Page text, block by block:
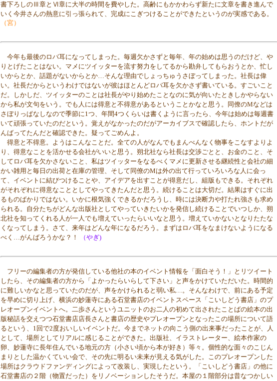
書下ろしのⅢ章とⅥ章に大半の時間を費やした。高齢にもかかわらず新たに文章を書き進んで
いく今井さんの熱意に引っ張られて、完成にこぎつけることができたというのが実感である。
（宮）
今年も最後のロバ耳になってしまった。毎週欠かさずと毎年、年の始めは思うのだけど、や
りとげたことはない。マメにツイッターを流す努力をしてるから勘弁してもらおうとか、忙し
いからとか、話題がないからとか…そんな理由でしょっちゅうさぼってしまった。社長は偉
い。社長だからというわけではないが彼はほとんどロバ耳を欠かさず書いている。すごいこと
だ。しかしだ、ツイッターのことは社長がやり始めたことなのに気が向いたときしかやらない
から私が文句をいう。でも人には得意と不得意があるということかなと思う。同僚のMなどは
さぼりっぱなしなので季節に1つ、年間4つくらいは書くように言ったら、今年は始めは毎週書
いて頑張っていたのだという。覚えがなかったのだがアーカイブスで確認したら、ホントだが
んばってたんだと確認できた。疑ってごめんよ。
得意と不得意。ようはこんなことだ。全ての人がなんでもまんべんなく物事をこなすよりよ
り、得意なことを活かせる会社がいいと思う。朔北社なら社長は交渉ごとと、お金のこと、そ
してロバ耳を欠かさないこと、私はツイッターをなるべくマメに更新させる継続性と会社の細
かい雑用と毎日の出荷と在庫の管理、そして同僚のMは外の出て行っていろいろな人に会っ
て、イベントに結びつけることや、アイデアを出すことが得意だし、組版もできる。それぞれ
がそれぞれに得意なこととしてやってきたんだと思う。続けることは大切だ。結果はすぐに出
るものばかりではない。いかに根気強くできるかだろうし、時には決断力や打たれ強さも求め
られる。自分たちがどんな出版社としてやっていきたいかを発信し続けることでいつしか、朔
北社を知ってくれる人が一人でも増えていったらいいなと思う。増えていかないとなりたたな
くなってしまう。さて、来年はどんな年になるだろう。まずはロバ耳をなまけないようになる
べく…がんばろうかな？！
（やぎ)
フリーの編集者の方が発信している他社の本のイベント情報を「面白そう！」とリツイート
したら、その編集者の方から「よかったらいらして下さい」と声をかけていただいた。時間的
に難しいかなと思っていたのだが、声をかけられると弱い私…。そんなわけで、前にある予定
を早めに切り上げ、横浜の妙蓮寺にある石堂書店のイベントスペース「こいしどう書店」のプ
レオープンイベントへ。二歩さんというユニットのお二人の初めて出されたことばの絵本の出
版秘話を交えつつ石堂書店店長さんと書店の歴史やプレオープンとなったこの場所について語
るという、1回で2度おいしいイベントだ。今までネットの向こう側の出来事だったことが、人
として、場所としてリアルに感じることができた。出版社、イラストレーター、絵本作家の
卵、妙蓮寺に長年住んでいる地元の方（小さい頃から本が好き）等々。個性的な面々のこじん
まりとした温かくていい会で、その先に明るい未来が見える気がした。このプレオープンした
場所はクラウドファンディングによって改装し、実現したという。「こいしどう書店」の他に
石堂書店の２階（物置だった）をリノベーションしたそうだ。本屋の１階部分は昔なつかしい